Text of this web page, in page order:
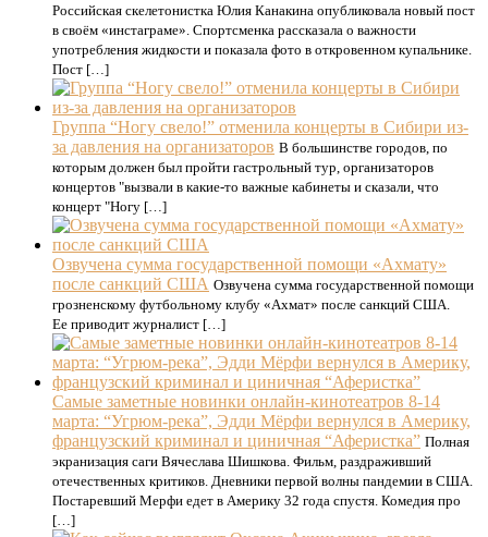
Российская скелетонистка Юлия Канакина опубликовала новый пост
в своём «инстаграме». Спортсменка рассказала о важности
употребления жидкости и показала фото в откровенном купальнике.
Пост […]
Группа “Ногу свело!” отменила концерты в Сибири из-
за давления на организаторов В большинстве городов, по
которым должен был пройти гастрольный тур, организаторов
концертов "вызвали в какие-то важные кабинеты и сказали, что
концерт "Ногу […]
Озвучена сумма государственной помощи «Ахмату»
после санкций США Озвучена сумма государственной помощи
грозненскому футбольному клубу «Ахмат» после санкций США.
Ее приводит журналист […]
Самые заметные новинки онлайн-кинотеатров 8-14
марта: “Угрюм-река”, Эдди Мёрфи вернулся в Америку,
французский криминал и циничная “Аферистка” Полная
экранизация саги Вячеслава Шишкова. Фильм, раздраживший
отечественных критиков. Дневники первой волны пандемии в США.
Постаревший Мерфи едет в Америку 32 года спустя. Комедия про
[…]